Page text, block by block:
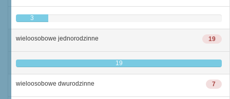
3
19
wieloosobowe jednorodzinne
19
7
wieloosobowe dwurodzinne